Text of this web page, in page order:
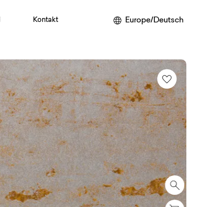
Kontakt Europe/Deutsch